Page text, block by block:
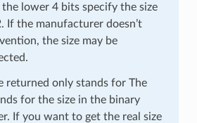
lower 4 bits specify the size
If the manufacturer doesn’t
the size may be
returned only stands for The
for the size in the binary
If you want to get the real size